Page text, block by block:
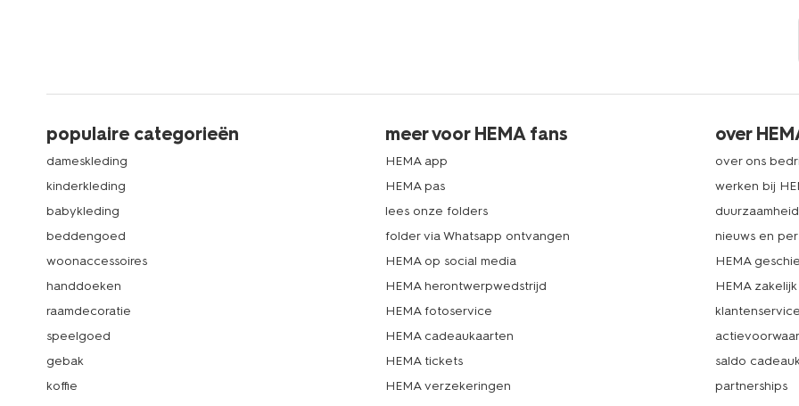
populaire categorieën
dameskleding
kinderkleding
babykleding
beddengoed
woonaccessoires
handdoeken
raamdecoratie
speelgoed
gebak
koffie
meer voor HEMA fans
HEMA app
HEMA pas
lees onze folders
folder via Whatsapp ontvangen
HEMA op social media
HEMA herontwerpwedstrijd
HEMA fotoservice
HEMA cadeaukaarten
HEMA tickets
HEMA verzekeringen
over
over ons
werken bij
duurzaamheid
nieuws en
HEMA
HEMA zakelijk
saldo
partnerships